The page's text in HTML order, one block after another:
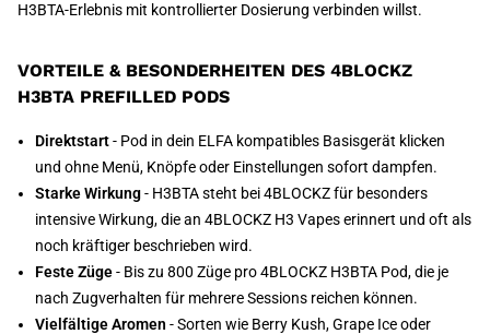
H3BTA-Erlebnis mit kontrollierter Dosierung verbinden willst.
VORTEILE & BESONDERHEITEN DES 4BLOCKZ
H3BTA PREFILLED PODS
Direktstart- Pod in dein ELFA kompatibles Basisgerät klicken
und ohne Menü, Knöpfe oder Einstellungen sofort dampfen.
Starke Wirkung- H3BTA steht bei 4BLOCKZ für besonders
intensive Wirkung, die an 4BLOCKZ H3 Vapes erinnert und oft als
noch kräftiger beschrieben wird.
Feste Züge- Bis zu 800 Züge pro 4BLOCKZ H3BTA Pod, die je
nach Zugverhalten für mehrere Sessions reichen können.
Vielfältige Aromen - Sorten wie Berry Kush, Grape Ice oder